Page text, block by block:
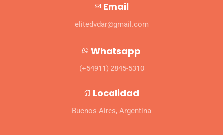
Email
elitedvdar@gmail.com
Whatsapp
(+54911) 2845-5310
Localidad
Buenos Aires, Argentina